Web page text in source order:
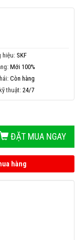
hiệu: SKF
Mới 100%
Còn hàng
thuật:24/7
ĐẶT MUA NGAY
hàng